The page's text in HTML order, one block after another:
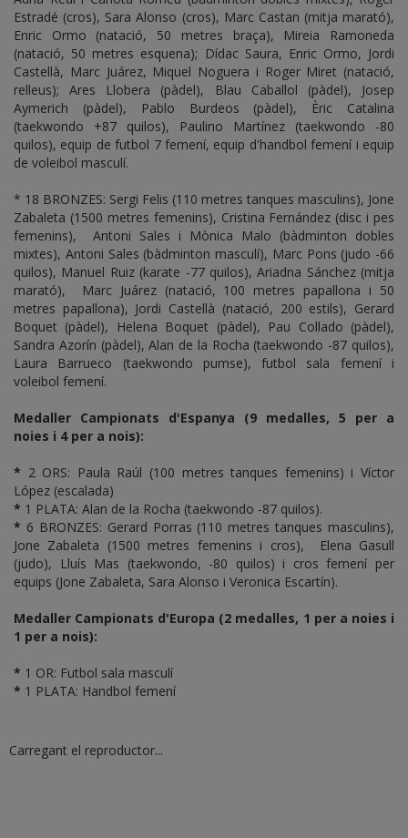
Estradé (cros), Sara Alonso (cros), Marc Castan (mitja marató),
Enric Ormo (natació, 50 metres braça), Mireia Ramoneda
(natació, 50 metres esquena); Dídac Saura, Enric Ormo, Jordi
Castellà, Marc Juárez, Miquel Noguera i Roger Miret (natació,
relleus); Ares Llobera (pàdel), Blau Caballol (pàdel), Josep
Aymerich (pàdel), Pablo Burdeos (pàdel), Èric Catalina
(taekwondo +87 quilos), Paulino Martínez (taekwondo -80
quilos), equip de futbol 7 femení, equip d'handbol femení i equip
de voleibol masculí.
* 18 BRONZES: Sergi Felis (110 metres tanques masculins), Jone
Zabaleta (1500 metres femenins), Cristina Fernández (disc i pes
femenins), Antoni Sales i Mònica Malo (bàdminton dobles
mixtes), Antoni Sales (bàdminton masculí), Marc Pons (judo -66
quilos), Manuel Ruiz (karate -77 quilos), Ariadna Sánchez (mitja
marató), Marc Juárez (natació, 100 metres papallona i 50
metres papallona), Jordi Castellà (natació, 200 estils), Gerard
Boquet (pàdel), Helena Boquet (pàdel), Pau Collado (pàdel),
Sandra Azorín (pàdel), Alan de la Rocha (taekwondo -87 quilos),
Laura Barrueco (taekwondo pumse), futbol sala femení i
voleibol femení.
Medaller Campionats d'Espanya (9 medalles, 5 per a
noies i 4 per a nois):
* 2 ORS: Paula Raúl (100 metres tanques femenins) i Víctor
López (escalada)
* 1 PLATA: Alan de la Rocha (taekwondo -87 quilos).
* 6 BRONZES: Gerard Porras (110 metres tanques masculins),
Jone Zabaleta (1500 metres femenins i cros), Elena Gasull
(judo), Lluís Mas (taekwondo, -80 quilos) i cros femení per
equips (Jone Zabaleta, Sara Alonso i Veronica Escartín).
Medaller Campionats d'Europa (2 medalles, 1 per a noies i
1 per a nois):
* 1 OR: Futbol sala masculí
* 1 PLATA: Handbol femení
Carregant el reproductor...